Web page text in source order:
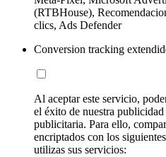
(RTBHouse),
clics, Ads Defender
Conversion tracking
Al aceptar este servicio,
el éxito de nuestra
publicitaria. Para ello,
encriptados con los
utilizas sus servicios: